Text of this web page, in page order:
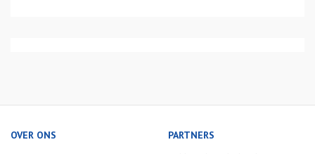
OVER ONS PARTNERS